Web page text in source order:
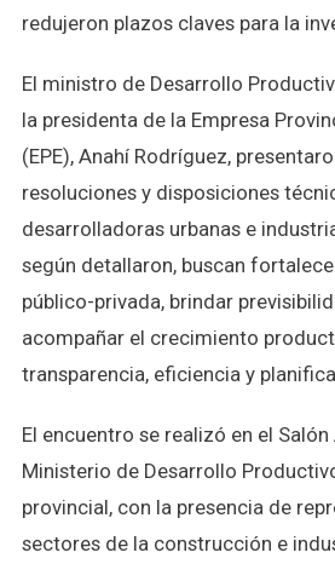
redujeron plazos claves para la
El ministro de Desarrollo
la presidenta de la Empresa
(EPE), Anahí Rodríguez,
resoluciones y disposiciones
desarrolladoras urbanas e
según detallaron, buscan
público-privada, brindar
acompañar el crecimiento
transparencia, eficiencia y
El encuentro se realizó en el
Ministerio de Desarrollo
provincial, con la presencia de
sectores de la construcción e